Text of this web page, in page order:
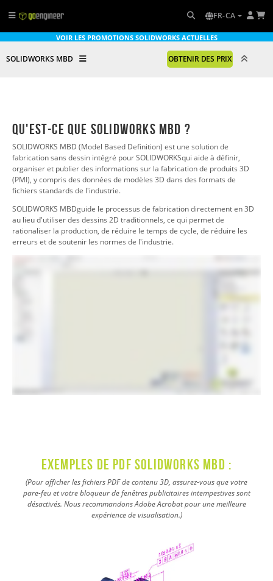
FR-CA
VOIR LES PROMOTIONS SOLIDWORKS ACTUELLES
SOLIDWORKS MBD OBTENIR DES PRIX
Qu'est-ce que SOLIDWORKS MBD ?
SOLIDWORKS MBD (Model Based Definition) est une solution de
fabrication sans dessin intégré pour SOLIDWORKSqui aide à définir,
organiser et publier des informations sur la fabrication de produits 3D
(PMI), y compris des données de modèles 3D dans des formats de
fichiers standards de l'industrie.
SOLIDWORKS MBDguide le processus de fabrication directement en 3D
au lieu d'utiliser des dessins 2D traditionnels, ce qui permet de
rationaliser la production, de réduire le temps de cycle, de réduire les
erreurs et de soutenir les normes de l'industrie.
Exemples de PDF SOLIDWORKS MBD :
(Pour afficher les fichiers PDF de contenu 3D, assurez-vous que votre
pare-feu et votre bloqueur de fenêtres publicitaires intempestives sont
désactivés. Nous recommandons Adobe Acrobat pour une meilleure
expérience de visualisation.)